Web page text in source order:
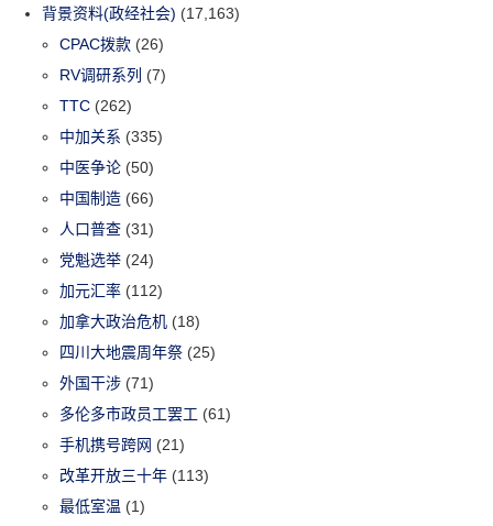
背景资料(政经社会) (17,163)
CPAC拨款 (26)
RV调研系列 (7)
TTC (262)
中加关系 (335)
中医争论 (50)
中国制造 (66)
人口普查 (31)
党魁选举 (24)
加元汇率 (112)
加拿大政治危机 (18)
四川大地震周年祭 (25)
外国干涉 (71)
多伦多市政员工罢工 (61)
手机携号跨网 (21)
改革开放三十年 (113)
最低室温 (1)